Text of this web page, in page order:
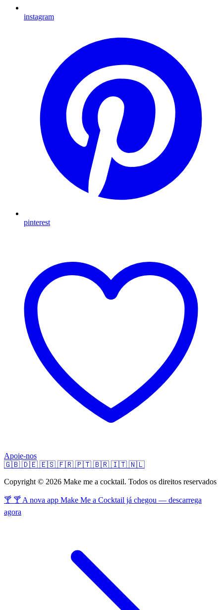
instagram
pinterest
Apoie-nos
🇬🇧 🇩🇪 🇪🇸 🇫🇷 🇵🇹 🇧🇷 🇮🇹 🇳🇱
Copyright © 2026 Make me a cocktail. Todos os direitos reservados
🍸 🍸 A nova app Make Me a Cocktail já chegou — descarrega
agora